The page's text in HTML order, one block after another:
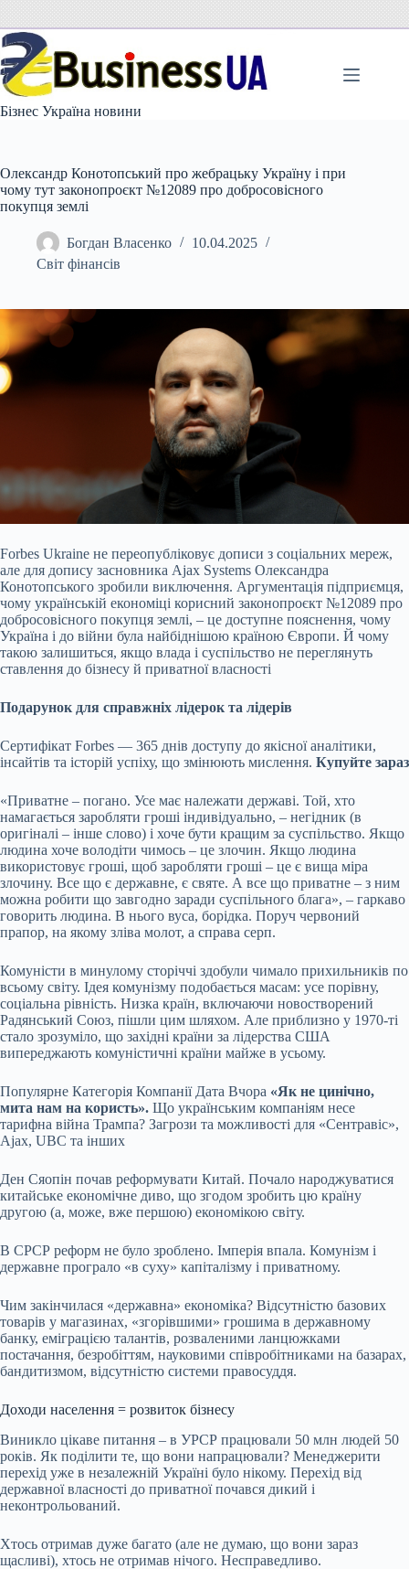
вмісту
Бізнес Україна новини
Олександр Конотопський про жебрацьку Україну і при
чому тут законопроєкт №12089 про добросовісного
покупця землі
Богдан Власенко
10.04.2025
Світ фінансів
Forbes Ukraine не переопубліковує дописи з соціальних мереж,
але для допису засновника Ajax Systems Олександра
Конотопського зробили виключення. Аргументація підприємця,
чому українській економіці корисний законопроєкт №12089 про
добросовісного покупця землі, – це доступне пояснення, чому
Україна і до війни була найбіднішою країною Європи. Й чому
такою залишиться, якщо влада і суспільство не переглянуть
ставлення до бізнесу й приватної власності
Подарунок для справжніх лідерок та лідерів
Сертифікат Forbes — 365 днів доступу до якісної аналітики,
інсайтів та історій успіху, що змінюють мислення. Купуйте зараз
«Приватне – погано. Усе має належати державі. Той, хто
намагається заробляти гроші індивідуально, – негідник (в
оригіналі – інше слово) і хоче бути кращим за суспільство. Якщо
людина хоче володіти чимось – це злочин. Якщо людина
використовує гроші, щоб заробляти гроші – це є вища міра
злочину. Все що є державне, є святе. А все що приватне – з ним
можна робити що завгодно заради суспільного блага», – гаркаво
говорить людина. В нього вуса, борідка. Поруч червоний
прапор, на якому зліва молот, а справа серп.
Комуністи в минулому сторіччі здобули чимало прихильників по
всьому світу. Ідея комунізму подобається масам: усе порівну,
соціальна рівність. Низка країн, включаючи новостворений
Радянський Союз, пішли цим шляхом. Але приблизно у 1970-ті
стало зрозуміло, що західні країни за лідерства США
випереджають комуністичні країни майже в усьому.
Популярне Категорія Компанії Дата Вчора «Як не цинічно,
мита нам на користь». Що українським компаніям несе
тарифна війна Трампа? Загрози та можливості для «Сентравіс»,
Ajax, UBC та інших
Ден Сяопін почав реформувати Китай. Почало народжуватися
китайське економічне диво, що згодом зробить цю країну
другою (а, може, вже першою) економікою світу.
В СРСР реформ не було зроблено. Імперія впала. Комунізм і
державне програло «в суху» капіталізму і приватному.
Чим закінчилася «державна» економіка? Відсутністю базових
товарів у магазинах, «згорівшими» грошима в державному
банку, еміграцією талантів, розваленими ланцюжками
постачання, безробіттям, науковими співробітниками на базарах,
бандитизмом, відсутністю системи правосуддя.
Доходи населення = розвиток бізнесу
Виникло цікаве питання – в УРСР працювали 50 млн людей 50
років. Як поділити те, що вони напрацювали? Менеджерити
перехід уже в незалежній Україні було нікому. Перехід від
державної власності до приватної почався дикий і
неконтрольований.
Хтось отримав дуже багато (але не думаю, що вони зараз
щасливі), хтось не отримав нічого. Несправедливо.